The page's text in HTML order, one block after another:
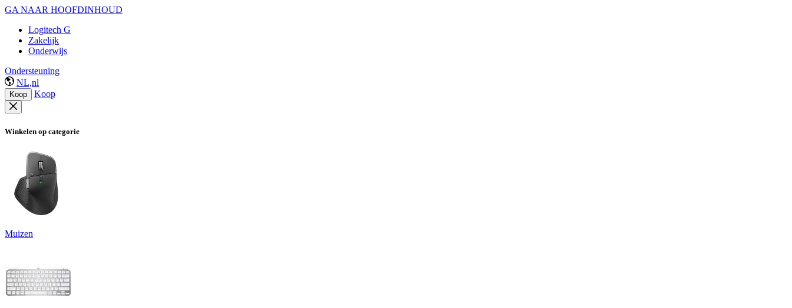
GA NAAR HOOFDINHOUD
Logitech G
Zakelijk
Onderwijs
Ondersteuning
NL,nl
Koop Koop
Winkelen op categorie
Muizen